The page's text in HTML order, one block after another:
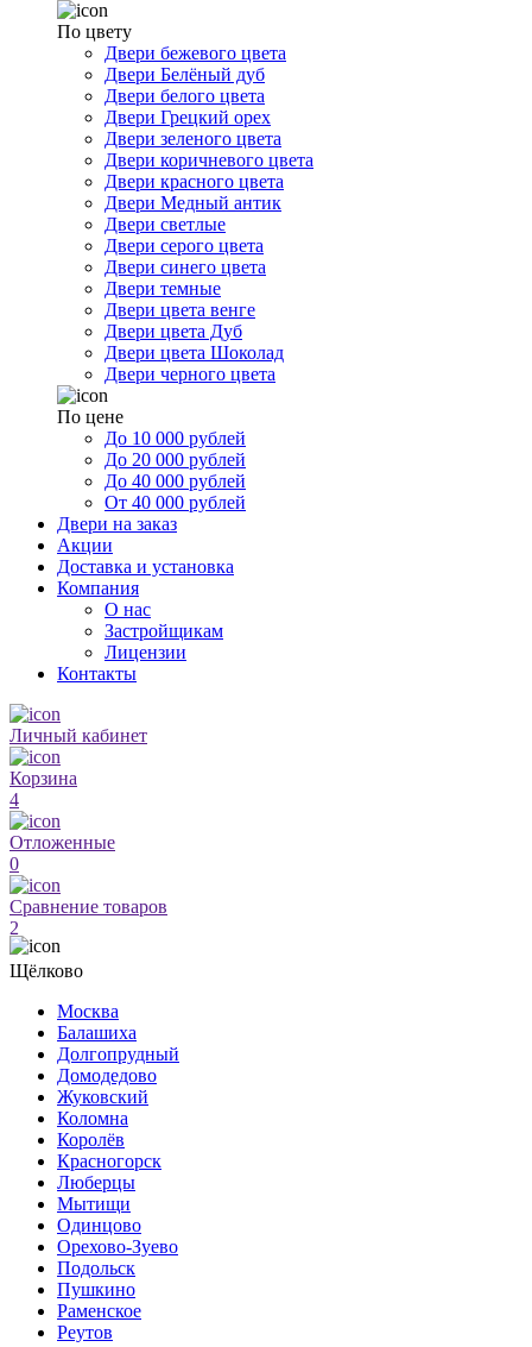
По цвету
Двери бежевого цвета
Двери Белёный дуб
Двери белого цвета
Двери Грецкий орех
Двери зеленого цвета
Двери коричневого цвета
Двери красного цвета
Двери Медный антик
Двери светлые
Двери серого цвета
Двери синего цвета
Двери темные
Двери цвета венге
Двери цвета Дуб
Двери цвета Шоколад
Двери черного цвета
По цене
До 10 000 рублей
До 20 000 рублей
До 40 000 рублей
От 40 000 рублей
Двери на заказ
Акции
Доставка и установка
Компания
О нас
Застройщикам
Лицензии
Контакты
Личный кабинет
Корзина
4
Отложенные
0
Сравнение товаров
2
Щёлково
Москва
Балашиха
Долгопрудный
Домодедово
Жуковский
Коломна
Королёв
Красногорск
Люберцы
Мытищи
Одинцово
Орехово-Зуево
Подольск
Пушкино
Раменское
Реутов